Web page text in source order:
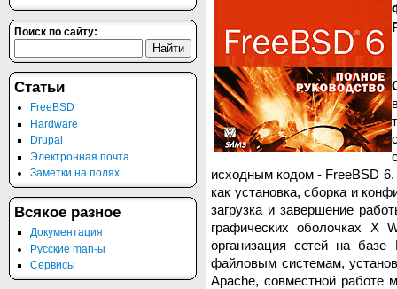
исходным кодом - FreeBSD
как установка, сборка и
загрузка и завершение
графических оболочках X
организация сетей на
файловым системам,
Apache, совместной работе
Поиск по сайту:
Статьи
FreeBSD
Hardware
Drupal
Электронная почта
Заметки на полях
Всякое разное
Документация
Русские man-ы
Сервисы